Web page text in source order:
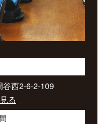
西2-6-2-109
る